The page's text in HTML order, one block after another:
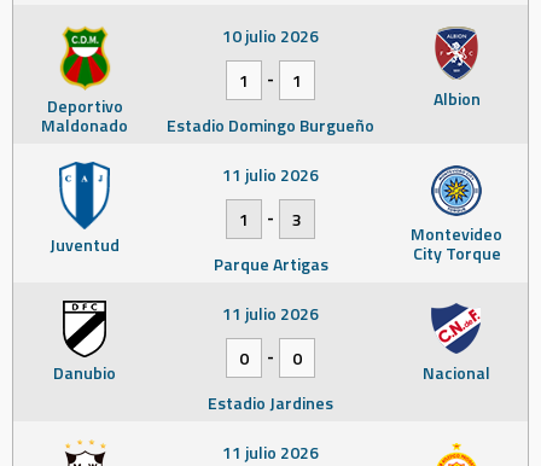
Deportivo
Maldonado
Albion
10 julio 2026
1
-
1
Estadio Domingo Burgueño
Juventud Montevideo
City Torque
11 julio 2026
1
-
3
Parque Artigas
Danubio Nacional
11 julio 2026
0
-
0
Estadio Jardines
11 julio 2026